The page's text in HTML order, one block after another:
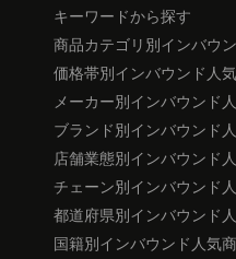
キーワードから探す
商品カテゴリ別インバウ
価格帯別インバウンド人
メーカー別インバウンド
ブランド別インバウンド
店舗業態別インバウンド
チェーン別インバウンド
都道府県別インバウンド
国籍別インバウンド人気